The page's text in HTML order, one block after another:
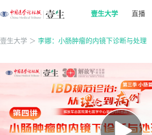
壹生大学 直播
壹生大学 ＞ 李娜：小肠肿瘤的内镜下诊断与处理